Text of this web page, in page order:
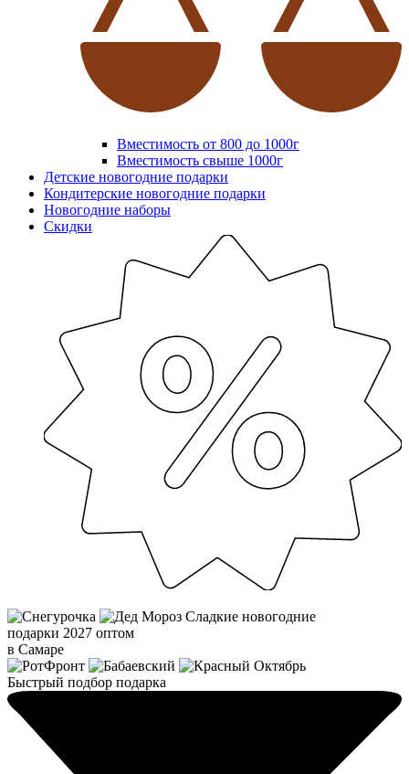
Вместимость от 800 до 1000г
Вместимость свыше 1000г
Детские новогодние подарки
Кондитерские новогодние подарки
Новогодние наборы
Скидки
Сладкие новогодние
подарки 2027 оптом
в Самаре
Быстрый подбор подарка